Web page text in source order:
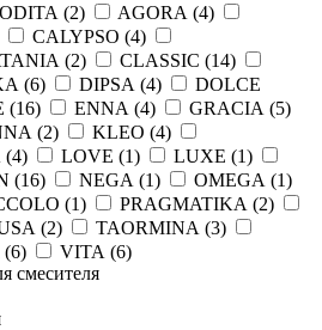
(2) AGORA (4)
CALYPSO (4)
(2) CLASSIC (14)
(6) DIPSA (4)
DOLCE
(16) ENNA (4) GRACIA (5)
(2) KLEO (4)
(4) LOVE (1) LUXE (1)
(16) NEGA (1) OMEGA (1)
(1) PRAGMATIKA (2)
(2) TAORMINA (3)
(6) VITA (6)
смесителя